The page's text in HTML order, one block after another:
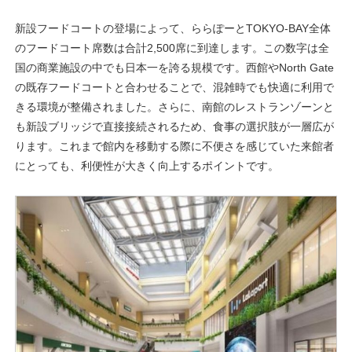
新設フードコートの登場によって、ららぽーとTOKYO-BAY全体
のフードコート席数は合計2,500席に到達します。この数字は全
国の商業施設の中でも日本一を誇る規模です。西館やNorth Gate
の既存フードコートと合わせることで、混雑時でも快適に利用で
きる環境が整備されました。さらに、南館のレストランゾーンと
も新設ブリッジで直接接続されるため、食事の選択肢が一層広が
ります。これまで館内を移動する際に不便さを感じていた来館者
にとっても、利便性が大きく向上するポイントです。